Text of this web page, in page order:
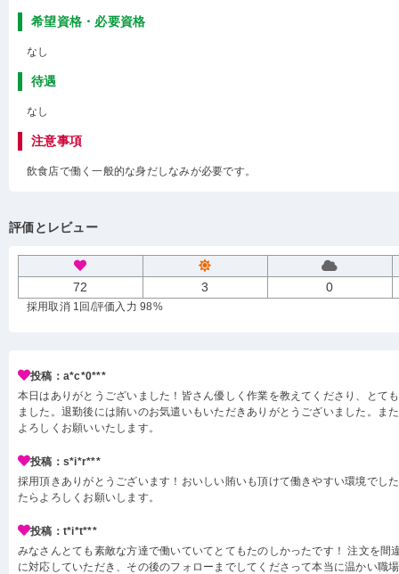
希望資格・必要資格
なし
待遇
なし
注意事項
飲食店で働く一般的な身だしなみが必要です。
評価とレビュー
72 3 0
採用取消 1回 /評価入力 98%
投稿：a*c*0***
本日はありがとうございました！皆さん優しく作業を教えてくださり、とて
ました。退勤後には賄いのお気遣いもいただきありがとうございました。ま
よろしくお願いいたします。
投稿：s*i*r***
採用頂きありがとうございます！おいしい賄いも頂けて働きやすい環境でし
たらよろしくお願いします。
投稿：t*i*t***
みなさんとても素敵な方達で働いていてとてもたのしかったです！ 注文を間
に対応していただき、その後のフォローまでしてくださって本当に温かい職